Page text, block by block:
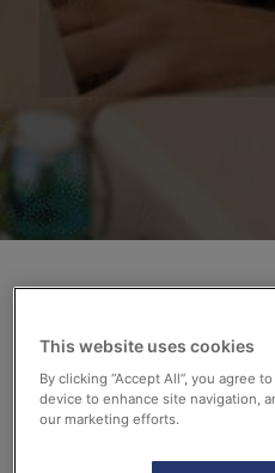
This website uses cookies
By clicking “Accept All”, you agree
device to enhance site navigation,
our marketing efforts.